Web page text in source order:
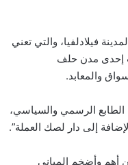
فيلادلفيا، والتي تعني
إحدى مدن حلف
والمعابد.
الطابع الرسمي والسياسي،
إلى دار لصك العملة”.
أهم وأضخم المباني